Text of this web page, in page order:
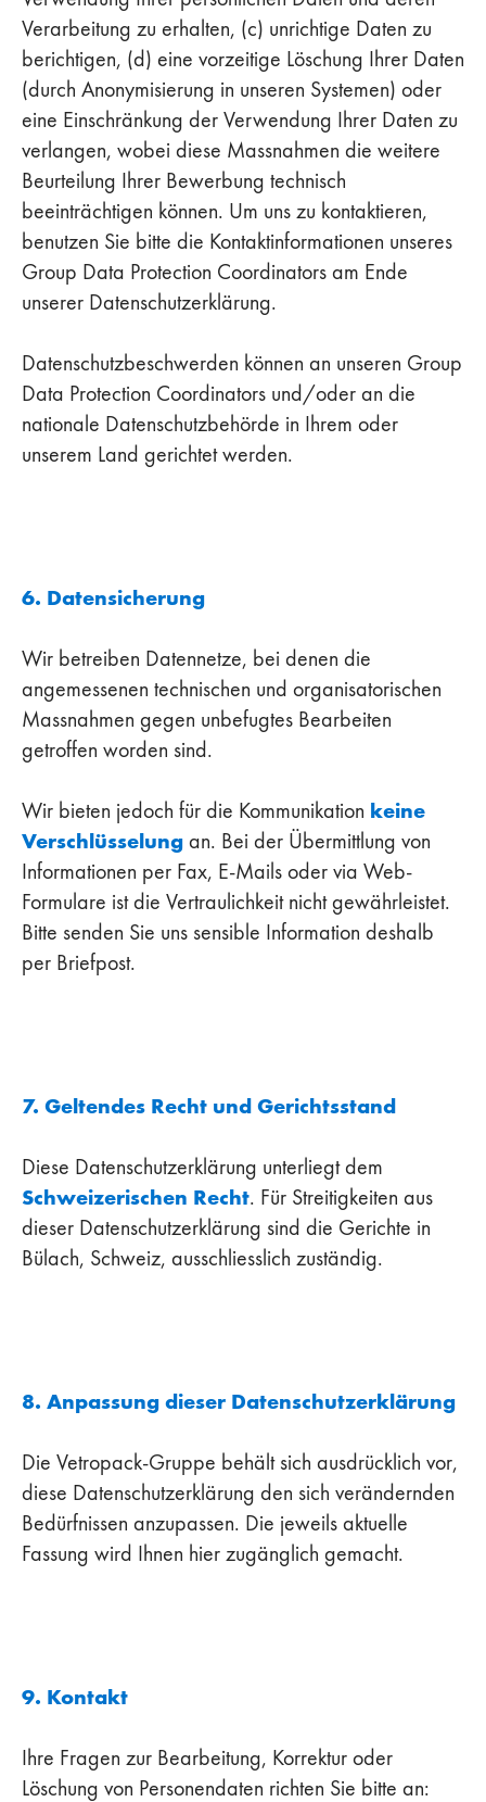
Verarbeitung zu erhalten, (c) unrichtige Daten zu
berichtigen, (d) eine vorzeitige Löschung Ihrer Daten
(durch Anonymisierung in unseren Systemen) oder
eine Einschränkung der Verwendung Ihrer Daten zu
verlangen, wobei diese Massnahmen die weitere
Beurteilung Ihrer Bewerbung technisch
beeinträchtigen können. Um uns zu kontaktieren,
benutzen Sie bitte die Kontaktinformationen unseres
Group Data Protection Coordinators am Ende
unserer Datenschutzerklärung.
Datenschutzbeschwerden können an unseren Group
Data Protection Coordinators und/oder an die
nationale Datenschutzbehörde in Ihrem oder
unserem Land gerichtet werden.
6. Datensicherung
Wir betreiben Datennetze, bei denen die
angemessenen technischen und organisatorischen
Massnahmen gegen unbefugtes Bearbeiten
getroffen worden sind.
Wir bieten jedoch für die Kommunikation keine
Verschlüsselung an. Bei der Übermittlung von
Informationen per Fax, E-Mails oder via Web-
Formulare ist die Vertraulichkeit nicht gewährleistet.
Bitte senden Sie uns sensible Information deshalb
per Briefpost.
7. Geltendes Recht und Gerichtsstand
Diese Datenschutzerklärung unterliegt dem
Schweizerischen Recht. Für Streitigkeiten aus
dieser Datenschutzerklärung sind die Gerichte in
Bülach, Schweiz, ausschliesslich zuständig.
8. Anpassung dieser Datenschutzerklärung
Die Vetropack-Gruppe behält sich ausdrücklich vor,
diese Datenschutzerklärung den sich verändernden
Bedürfnissen anzupassen. Die jeweils aktuelle
Fassung wird Ihnen hier zugänglich gemacht.
9. Kontakt
Ihre Fragen zur Bearbeitung, Korrektur oder
Löschung von Personendaten richten Sie bitte an: